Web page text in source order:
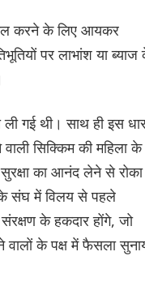
करने के लिए आयकर
पर लाभांश या
गई थी। साथ ही इस
सिक्किम की महिला के
सुरक्षा का आनंद लेने से रोका
के संघ में विलय से पहले
के हकदार होंगे, जो
के पक्ष में फैसला